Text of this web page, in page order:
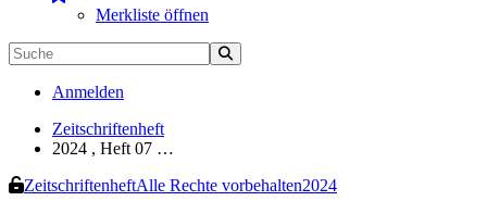
Merkliste öffnen
Anmelden
Zeitschriftenheft
2024 , Heft 07 …
ZeitschriftenheftAlle Rechte vorbehalten2024